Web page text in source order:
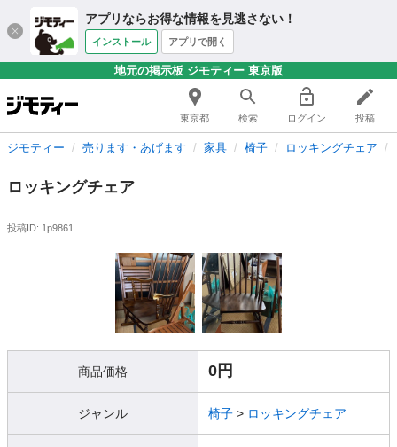
アプリならお得な情報を見逃さない！
インストール アプリで開く
地元の掲示板 ジモティー 東京版
東京都 検索 ログイン 投稿
ジモティー 売ります・あげます 家具 椅子 ロッキングチェア
ロッキングチェア
投稿ID: 1p9861
商品価格 0円
ジャンル 椅子 > ロッキングチェア